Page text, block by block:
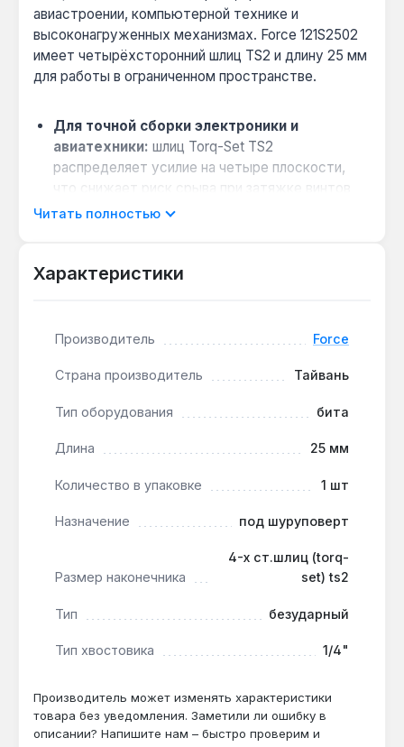
авиастроении, компьютерной технике и
высоконагруженных механизмах. Force 121S2502
имеет четырёхсторонний шлиц TS2 и длину 25 мм
для работы в ограниченном пространстве.
Для точной сборки электроники и
авиатехники: шлиц Torq-Set TS2
распределяет усилие на четыре плоскости,
что снижает риск срыва при затяжке винтов
под высоким моментом — важно для
шуруповёртами:хвостовик 1/4" (6 мм)
безударном режиме — бита не рассчитана на
Работа в стеснённых условиях: длина 25 мм
позволяет маневрировать в узких отсеках,
например при монтаже компьютерных блоков
или ремонте бытовой техники.
выдерживает интенсивное профессиональное
подтверждается производством на Тайване.
Бита Force 121S2502 предназначена для мастеров,
авиастроении, ремонте электроники и точной
механике. Она подходит для безударных
год, доставка по Украине.
Читать полностью
Характеристики
Производитель Force
Страна производитель Тайвань
Тип оборудования бита
Длина 25 мм
Количество в упаковке 1 шт
Назначение под шуруповерт
Размер наконечника
4-х ст.шлиц (torq-
set) ts2
Тип безударный
Тип хвостовика 1/4"
Производитель может изменять характеристики
товара без уведомления. Заметили ли ошибку в
описании? Напишите нам – быстро проверим и